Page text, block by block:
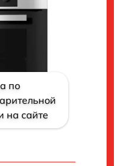
по
на сайте